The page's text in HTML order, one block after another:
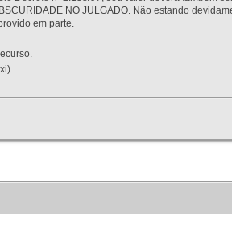
NO JULGADO. Não estando
em parte.